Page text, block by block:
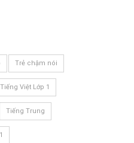
Trẻ chậm nói
Tiếng Việt Lớp 1
Tiếng Trung